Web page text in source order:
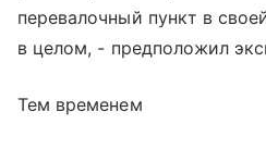
перевалочный пункт в
в целом, - предположил
Тем временем